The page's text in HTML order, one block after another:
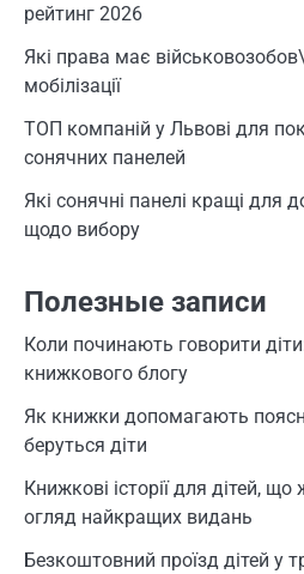
рейтинг 2026
Які права має
мобілізації
ТОП компаній у Львові для
сонячних панелей
Які сонячні панелі кращі для
щодо вибору
Полезные записи
Коли починають говорити
книжкового блогу
Як книжки допомагають
беруться діти
Книжкові історії для дітей,
огляд найкращих видань
Безкоштовний проїзд дітей у